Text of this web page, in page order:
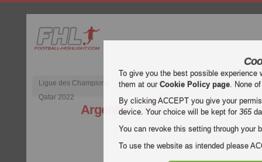
Ligue des Champions Premier League anglaise
Liga
Qatar 2022
Argentine 1978
To give you the best possible
them at ourCookie Policy page. None
By clicking ACCEPT you give your
device. Your choice will be kept for365
You can revoke this setting through your
To use the website as intended please